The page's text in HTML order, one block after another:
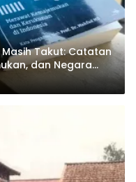
Takut: Catatan
dan Negara